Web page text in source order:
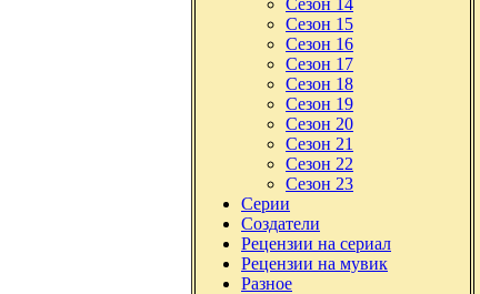
Сезон 14
Сезон 15
Сезон 16
Сезон 17
Сезон 18
Сезон 19
Сезон 20
Сезон 21
Сезон 22
Сезон 23
Серии
Создатели
Рецензии на сериал
Рецензии на мувик
Разное